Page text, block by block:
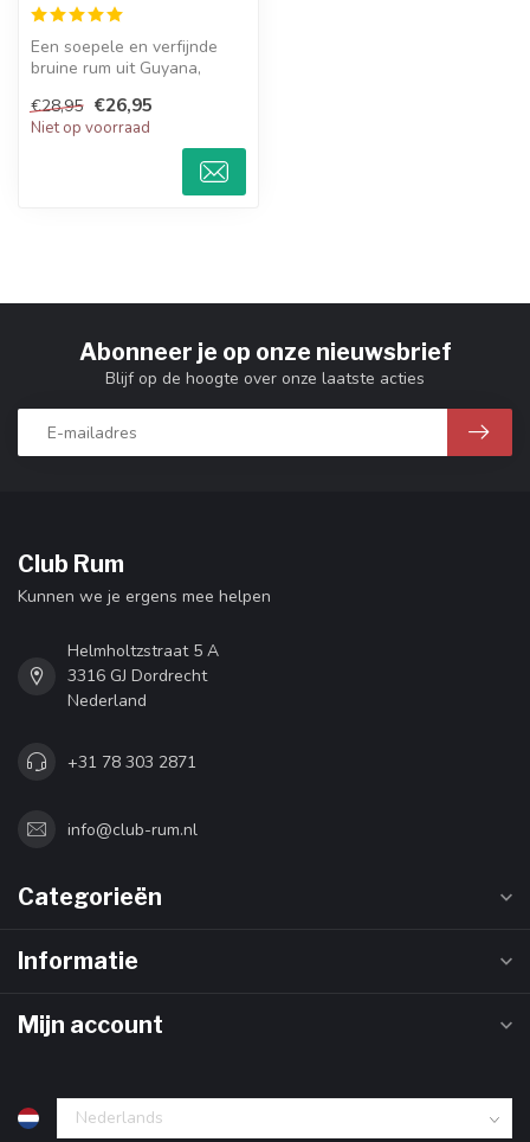
Een soepele en verfijnde
bruine rum uit Guyana,
eikenhoute...
€28,95 €26,95
Niet op voorraad
Abonneer je op onze nieuwsbrief
Blijf op de hoogte over onze laatste acties
Club Rum
Kunnen we je ergens mee helpen
Helmholtzstraat 5 A
3316 GJ Dordrecht
Nederland
+31 78 303 2871
info@club-rum.nl
Categorieën
Informatie
Mijn account